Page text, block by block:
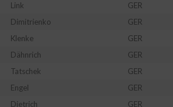
Link GER
Dimitrienko GER
Klenke GER
Dähnrich GER
Tatschek GER
Engel GER
Dietrich GER